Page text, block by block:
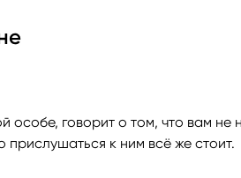
говорит о том, что вам не
к ним всё же стоит.